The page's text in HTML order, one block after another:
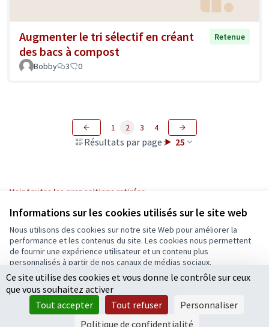
Informations sur les cookies utilisés sur le site web
Nous utilisons des cookies sur notre site Web pour améliorer la
performance et les contenus du site. Les cookies nous permettent
de fournir une expérience utilisateur et un contenu plus
personnalisés à partir de nos canaux de médias sociaux.
Tout accepter
Accepter seulement les cookies essentiels
Paramètres
Augmenter le tri sélectif en créant
des bacs à compost
Retenue
Bobby 3 0
Résultats par page : 25
1 2 3 4
Voir toutes les propositions retirées
Conditions d'utilisation
Paramètres des cookies
Ecrivons Angers sur X
(Lien externe)
Ecrivons Angers sur Facebook
(Lien externe)
logiciel libre Decidim .
Licence
(Lien
Ce site utilise des cookies et vous donne le contrôle sur ceux
que vous souhaitez activer
Tout accepter
Tout refuser
Personnaliser
Politique de confidentialité